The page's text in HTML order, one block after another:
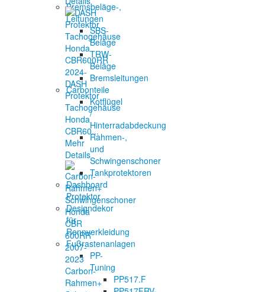
Bremsbeläge-,
Leitungen
SBS-
Beläge
TRW-
Beläge
Bremsleitungen
Carbonteile
Kotflügel
/
Hinterradabdeckung
Rahmen-,
und
Schwingenschoner
Tankprotektoren
Dashboard
Protektor
Designdekor
für
Rennverkleidung
Fußrastenanlagen
PP-
Tuning
PP517.F
DASH
Protektor
Tachogehäuse
Honda
CBR60...
Mehr
Details
Carbon-
Rahmen+